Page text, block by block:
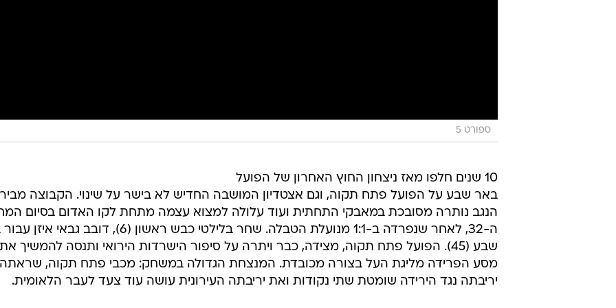
ספורט 5
10 שנים חלפו מאז ניצחון החוץ האחרון של הפועל
באר שבע על הפועל פתח תקוה, וגם אצטדיון המושבה החדיש לא בישר על שינוי. הקבוצה
הנגב נותרה מסובכת במאבקי התחתית ועוד עלולה למצוא עצמה מתחת לקו האדום בסיום
ה-32, לאחר שנפרדה ב-1:1 מנועלת הטבלה. שחר בלילטי כבש ראשון (6), דובב
שבע (45). הפועל פתח תקוה, מצידה, כבר ויתרה על סיפור הישרדות הירואי ותנסה להמשיך את
מסע הפרידה מליגת העל בצורה מכובדת. המנצחת הגדולה במשחק: מכבי פתח תקוה,
יריבתה נגד הירידה שומטת שתי נקודות ואת יריבתה העירונית עושה עוד צעד לעבר הלאומית.